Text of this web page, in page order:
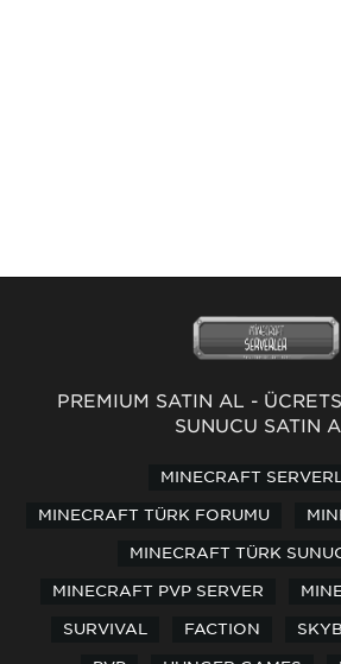
PREMİUM SATIN AL -
SUNUCU SATIN
MINECRAFT
MINECRAFT TÜRK FORUMU
MINECRAFT TÜRK
MINECRAFT PVP SERVER
SURVIVAL FACTION